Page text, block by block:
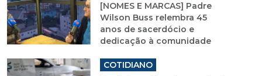
[NOMES E MARCAS] Padre
Wilson Buss relembra 45
anos de sacerdócio e
dedicação à comunidade
COTIDIANO